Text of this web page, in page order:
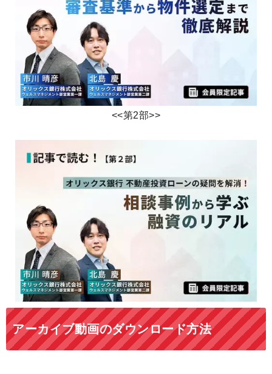
<<第2部>>
アーカイブ動画のダウンロード方法